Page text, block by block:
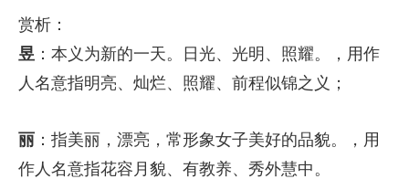
赏析：
昱 ：本义为新的一天。日光、光明、照耀。，用作
人名意指明亮、灿烂、照耀、前程似锦之义；
丽 ：指美丽，漂亮，常形象女子美好的品貌。，用
作人名意指花容月貌、有教养、秀外慧中。